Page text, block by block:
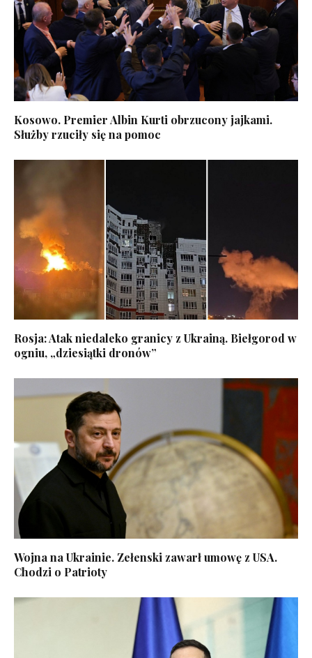
Kosowo. Premier Albin Kurti obrzucony jajkami.
Służby rzuciły się na pomoc
Rosja: Atak niedaleko granicy z Ukrainą. Biełgorod w
ogniu, „dziesiątki dronów”
Wojna na Ukrainie. Zełenski zawarł umowę z USA.
Chodzi o Patrioty